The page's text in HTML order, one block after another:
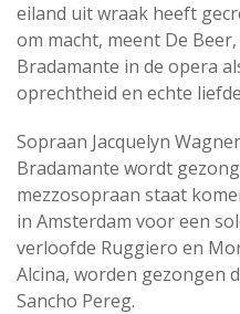
eiland uit wraak heeft
om macht, meent De
Bradamante in de opera
oprechtheid en echte
Sopraan Jacquelyn
Bradamante wordt
mezzosopraan staat
in Amsterdam voor een
verloofde Ruggiero en
Alcina, worden gezongen
Sancho Pereg.